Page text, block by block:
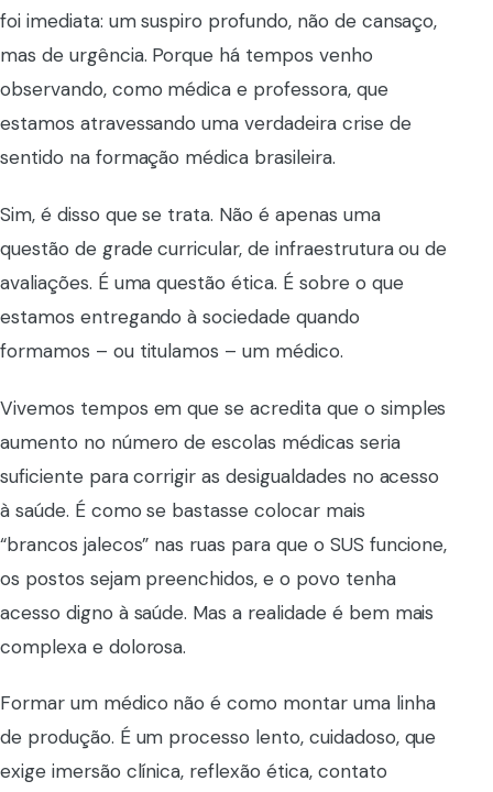
foi imediata: um suspiro profundo, não de cansaço,
mas de urgência. Porque há tempos venho
observando, como médica e professora, que
estamos atravessando uma verdadeira crise de
sentido na formação médica brasileira.
Sim, é disso que se trata. Não é apenas uma
questão de grade curricular, de infraestrutura ou de
avaliações. É uma questão ética. É sobre o que
estamos entregando à sociedade quando
formamos – ou titulamos – um médico.
Vivemos tempos em que se acredita que o simples
aumento no número de escolas médicas seria
suficiente para corrigir as desigualdades no acesso
à saúde. É como se bastasse colocar mais
“brancos jalecos” nas ruas para que o SUS funcione,
os postos sejam preenchidos, e o povo tenha
acesso digno à saúde. Mas a realidade é bem mais
complexa e dolorosa.
Formar um médico não é como montar uma linha
de produção. É um processo lento, cuidadoso, que
exige imersão clínica, reflexão ética, contato